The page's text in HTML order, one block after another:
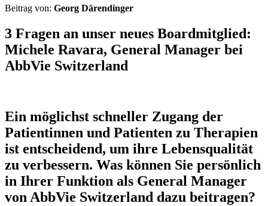
Beitrag von: Georg Därendinger
3 Fragen an unser neues Boardmitglied:
Michele Ravara, General Manager bei
AbbVie Switzerland
Ein möglichst schneller Zugang der
Patientinnen und Patienten zu Therapien
ist entscheidend, um ihre Lebensqualität
zu verbessern. Was können Sie persönlich
in Ihrer Funktion als General Manager
von AbbVie Switzerland dazu beitragen?